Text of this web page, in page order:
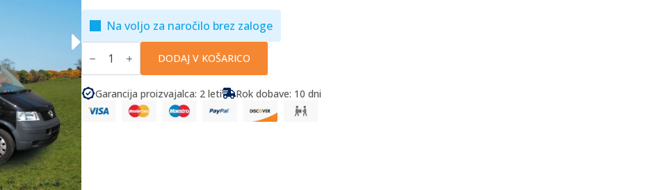
Na voljo za naročilo brez zaloge
Frankana
Freiko
-
Potovalni
predprostor
za
kombi
Travel
Extra
količina
DODAJ V KOŠARICO
Garancija proizvajalca: 2 leti Rok dobave: 10 dni